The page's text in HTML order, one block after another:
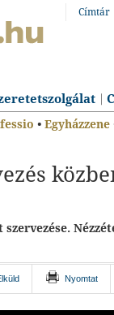
Címtár
• Egyházzene
Nyomtat